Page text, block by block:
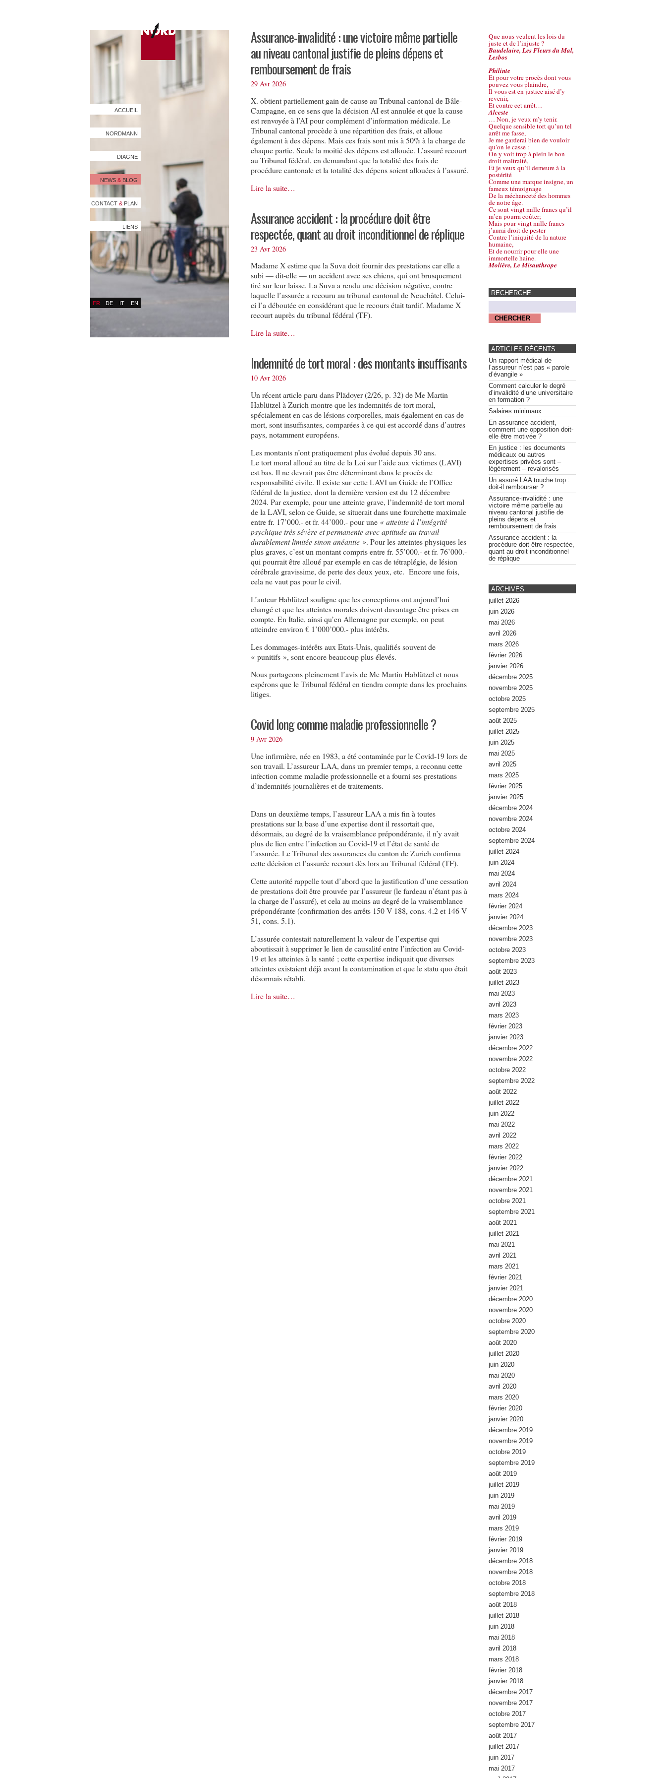
ACCUEIL
NORDMANN
DIAGNE
NEWS & BLOG
CONTACT & PLAN
LIENS
FR DE IT EN
Assurance-invalidité : une victoire même partielle
au niveau cantonal justifie de pleins dépens et
remboursement de frais
29 Avr 2026
X. obtient partiellement gain de cause au Tribunal cantonal de Bâle-
Campagne, en ce sens que la décision AI est annulée et que la cause
est renvoyée à l’AI pour complément d’information médicale. Le
Tribunal cantonal procède à une répartition des frais, et alloue
également à des dépens. Mais ces frais sont mis à 50% à la charge de
chaque partie. Seule la moitié des dépens est allouée. L’assuré recourt
au Tribunal fédéral, en demandant que la totalité des frais de
procédure cantonale et la totalité des dépens soient allouées à l’assuré.
Lire la suite…
Assurance accident : la procédure doit être
respectée, quant au droit inconditionnel de réplique
23 Avr 2026
Madame X estime que la Suva doit fournir des prestations car elle a
subi — dit-elle — un accident avec ses chiens, qui ont brusquement
tiré sur leur laisse. La Suva a rendu une décision négative, contre
laquelle l’assurée a recouru au tribunal cantonal de Neuchâtel. Celui-
ci l’a déboutée en considérant que le recours était tardif. Madame X
recourt auprès du tribunal fédéral (TF).
Lire la suite…
Indemnité de tort moral : des montants insuffisants
10 Avr 2026
Un récent article paru dans Plädoyer (2/26, p. 32) de Me Martin
Hablützel à Zurich montre que les indemnités de tort moral,
spécialement en cas de lésions corporelles, mais également en cas de
mort, sont insuffisantes, comparées à ce qui est accordé dans d’autres
pays, notamment européens.
Les montants n’ont pratiquement plus évolué depuis 30 ans.
Le tort moral alloué au titre de la Loi sur l’aide aux victimes (LAVI)
est bas. Il ne devrait pas être déterminant dans le procès de
responsabilité civile. Il existe sur cette LAVI un Guide de l’Office
fédéral de la justice, dont la dernière version est du 12 décembre
2024. Par exemple, pour une atteinte grave, l’indemnité de tort moral
de la LAVI, selon ce Guide, se situerait dans une fourchette maximale
entre fr. 17’000.- et fr. 44’000.- pour une « atteinte à l’intégrité
psychique très sévère et permanente avec aptitude au travail
durablement limitée sinon anéantie ». Pour les atteintes physiques les
plus graves, c’est un montant compris entre fr. 55’000.- et fr. 76’000.-
qui pourrait être alloué par exemple en cas de tétraplégie, de lésion
cérébrale gravissime, de perte des deux yeux, etc. Encore une fois,
cela ne vaut pas pour le civil.
L’auteur Hablützel souligne que les conceptions ont aujourd’hui
changé et que les atteintes morales doivent davantage être prises en
compte. En Italie, ainsi qu’en Allemagne par exemple, on peut
atteindre environ € 1’000’000.- plus intérêts.
Les dommages-intérêts aux Etats-Unis, qualifiés souvent de
« punitifs », sont encore beaucoup plus élevés.
Nous partageons pleinement l’avis de Me Martin Hablützel et nous
espérons que le Tribunal fédéral en tiendra compte dans les prochains
litiges.
Covid long comme maladie professionnelle ?
9 Avr 2026
Une infirmière, née en 1983, a été contaminée par le Covid-19 lors de
son travail. L’assureur LAA, dans un premier temps, a reconnu cette
infection comme maladie professionnelle et a fourni ses prestations
d’indemnités journalières et de traitements.
Dans un deuxième temps, l’assureur LAA a mis fin à toutes
prestations sur la base d’une expertise dont il ressortait que,
désormais, au degré de la vraisemblance prépondérante, il n’y avait
plus de lien entre l’infection au Covid-19 et l’état de santé de
l’assurée. Le Tribunal des assurances du canton de Zurich confirma
cette décision et l’assurée recourt dès lors au Tribunal fédéral (TF).
Cette autorité rappelle tout d’abord que la justification d’une cessation
de prestations doit être prouvée par l’assureur (le fardeau n’étant pas à
la charge de l’assuré), et cela au moins au degré de la vraisemblance
prépondérante (confirmation des arrêts 150 V 188, cons. 4.2 et 146 V
51, cons. 5.1).
L’assurée contestait naturellement la valeur de l’expertise qui
aboutissait à supprimer le lien de causalité entre l’infection au Covid-
19 et les atteintes à la santé ; cette expertise indiquait que diverses
atteintes existaient déjà avant la contamination et que le statu quo était
désormais rétabli.
Lire la suite…
Que nous veulent les lois du
juste et de l’injuste ?
Baudelaire, Les Fleurs du Mal,
Lesbos
Philinte
Et pour votre procès dont vous
pouvez vous plaindre,
Il vous est en justice aisé d’y
revenir,
Et contre cet arrêt…
Alceste
… Non, je veux m’y tenir.
Quelque sensible tort qu’un tel
arrêt me fasse,
Je me garderai bien de vouloir
qu’on le casse :
On y voit trop à plein le bon
droit maltraité,
Et je veux qu’il demeure à la
postérité
Comme une marque insigne, un
fameux témoignage
De la méchanceté des hommes
de notre âge.
Ce sont vingt mille francs qu’il
m’en pourra coûter;
Mais pour vingt mille francs
j’aurai droit de pester
Contre l’iniquité de la nature
humaine,
Et de nourrir pour elle une
immortelle haine.
Molière, Le Misanthrope
RECHERCHE
ARTICLES RÉCENTS
Un rapport médical de
l’assureur n’est pas « parole
d’évangile »
Comment calculer le degré
d’invalidité d’une universitaire
en formation ?
Salaires minimaux
En assurance accident,
comment une opposition doit-
elle être motivée ?
En justice : les documents
médicaux ou autres
expertises privées sont –
légèrement – revalorisés
Un assuré LAA touche trop :
doit-il rembourser ?
Assurance-invalidité : une
victoire même partielle au
niveau cantonal justifie de
pleins dépens et
remboursement de frais
Assurance accident : la
procédure doit être respectée,
quant au droit inconditionnel
de réplique
ARCHIVES
juillet 2026
juin 2026
mai 2026
avril 2026
mars 2026
février 2026
janvier 2026
décembre 2025
novembre 2025
octobre 2025
septembre 2025
août 2025
juillet 2025
juin 2025
mai 2025
avril 2025
mars 2025
février 2025
janvier 2025
décembre 2024
novembre 2024
octobre 2024
septembre 2024
juillet 2024
juin 2024
mai 2024
avril 2024
mars 2024
février 2024
janvier 2024
décembre 2023
novembre 2023
octobre 2023
septembre 2023
août 2023
juillet 2023
mai 2023
avril 2023
mars 2023
février 2023
janvier 2023
décembre 2022
novembre 2022
octobre 2022
septembre 2022
août 2022
juillet 2022
juin 2022
mai 2022
avril 2022
mars 2022
février 2022
janvier 2022
décembre 2021
novembre 2021
octobre 2021
septembre 2021
août 2021
juillet 2021
mai 2021
avril 2021
mars 2021
février 2021
janvier 2021
décembre 2020
novembre 2020
octobre 2020
septembre 2020
août 2020
juillet 2020
juin 2020
mai 2020
avril 2020
mars 2020
février 2020
janvier 2020
décembre 2019
novembre 2019
octobre 2019
septembre 2019
août 2019
juillet 2019
juin 2019
mai 2019
avril 2019
mars 2019
février 2019
janvier 2019
décembre 2018
novembre 2018
octobre 2018
septembre 2018
août 2018
juillet 2018
juin 2018
mai 2018
avril 2018
mars 2018
février 2018
janvier 2018
décembre 2017
novembre 2017
octobre 2017
septembre 2017
août 2017
juillet 2017
juin 2017
mai 2017